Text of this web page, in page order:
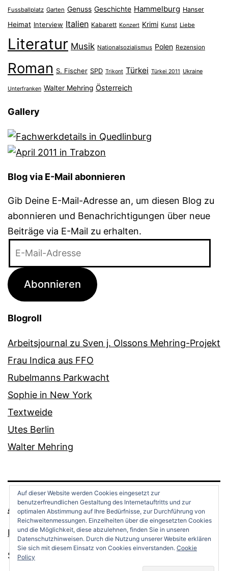
Fussballplatz Garten Genuss Geschichte Hammelburg Hanser
Heimat Interview Italien Kabarett Konzert Krimi Kunst Liebe
Literatur Musik Nationalsozialismus Polen Rezension
Roman S. Fischer SPD Trikont Türkei Türkei 2011 Ukraine
Unterfranken Walter Mehring Österreich
Gallery
Blog via E-Mail abonnieren
Gib Deine E-Mail-Adresse an, um diesen Blog zu
abonnieren und Benachrichtigungen über neue
Beiträge via E-Mail zu erhalten.
Adresse
Abonnieren
Blogroll
Arbeitsjournal zu Sven j. Olssons Mehring-Projekt
Frau Indica aus FFO
Rubelmanns Parkwacht
Sophie in New York
Textweide
Utes Berlin
Walter Mehring
Auf dieser Website werden Cookies eingesetzt zur
benutzerfreundlichen Gestaltung des Internetauftritts und zur
optimalen Abstimmung auf Ihre Bedürfnisse, zur Durchführung von
Reichweitenmessungen. Einzelheiten über die eingesetzten Cookies
und die Möglichkeit, diese abzulehnen, finden Sie in unseren
Datenschutzhinweisen. Durch die Nutzung unserer Website erklären
Sie sich mit diesem Einsatz von Cookies einverstanden. Cookie
Policy
ANDREAS OPPERMANN
Datenschutz
Stolz präsentiert von